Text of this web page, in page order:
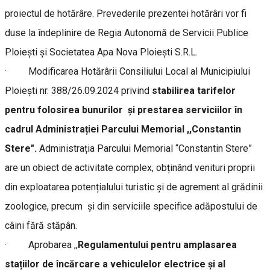
proiectul de hotărâre. Prevederile prezentei hotărâri vor fi
duse la îndeplinire de Regia Autonomă de Servicii Publice
Ploiești și Societatea Apa Nova Ploiești S.R.L.
· Modificarea Hotărârii Consiliului Local al Municipiului
Ploiești nr. 388/26.09.2024 privind stabilirea tarifelor
pentru folosirea bunurilor și prestarea serviciilor în
cadrul Administrației Parcului Memorial ,,Constantin
Stere". Administrația Parcului Memorial “Constantin Stere”
are un obiect de activitate complex, obținând venituri proprii
din exploatarea potențialului turistic și de agrement al grădinii
zoologice, precum și din serviciile specifice adăpostului de
câini fără stăpân.
· Aprobarea ,,Regulamentului pentru amplasarea
stațiilor de încărcare a vehiculelor electrice și al